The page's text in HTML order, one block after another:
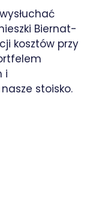
Biernat-
kosztów przy
i
stoisko.